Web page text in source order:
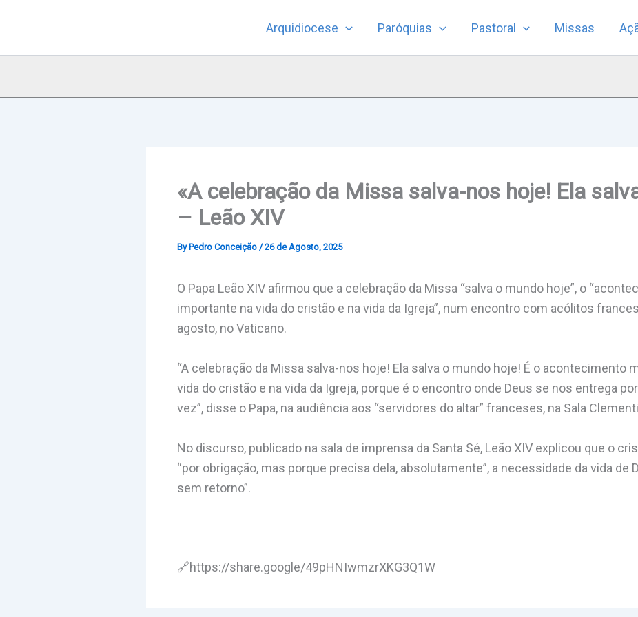
Arquidiocese Paróquias Pastoral Missas
«A celebração da Missa salva-nos hoje! Ela
– Leão XIV
By Pedro Conceição /26 de Agosto, 2025
O Papa Leão XIV afirmou que a celebração da Missa “salva o mundo hoje”, o
importante na vida do cristão e na vida da Igreja”, num encontro com acólitos
agosto, no Vaticano.
“A celebração da Missa salva-nos hoje! Ela salva o mundo hoje! É o acontecimento
vida do cristão e na vida da Igreja, porque é o encontro onde Deus se nos entrega
vez”, disse o Papa, na audiência aos “servidores do altar” franceses, na Sala
No discurso, publicado na sala de imprensa da Santa Sé, Leão XIV explicou que o
“por obrigação, mas porque precisa dela, absolutamente”, a necessidade da vida de
sem retorno”.
🔗https://share.google/49pHNIwmzrXKG3Q1W